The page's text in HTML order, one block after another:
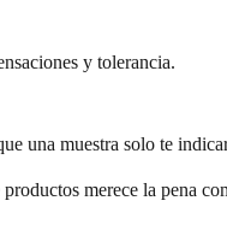
y tolerancia.
una muestra solo te
merece la pena